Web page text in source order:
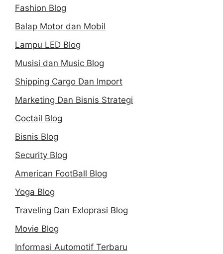
Fashion Blog
Balap Motor dan Mobil
Lampu LED Blog
Musisi dan Music Blog
Shipping Cargo Dan Import
Marketing Dan Bisnis Strategi
Coctail Blog
Bisnis Blog
Security Blog
American FootBall Blog
Yoga Blog
Traveling Dan Exloprasi Blog
Movie Blog
Informasi Automotif Terbaru